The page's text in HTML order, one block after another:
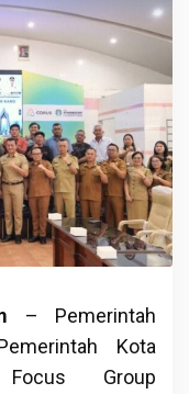
– Pemerintah
Kota
Focus Group